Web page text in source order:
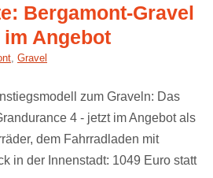
Bergamont-Gravel
Angebot
Gravel